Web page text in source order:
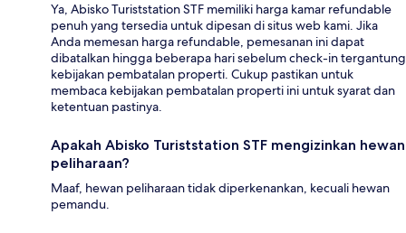
Ya, Abisko Turiststation STF memiliki harga kamar refundable
penuh yang tersedia untuk dipesan di situs web kami. Jika
Anda memesan harga refundable, pemesanan ini dapat
dibatalkan hingga beberapa hari sebelum check-in tergantung
kebijakan pembatalan properti. Cukup pastikan untuk
membaca kebijakan pembatalan properti ini untuk syarat dan
ketentuan pastinya.
Apakah Abisko Turiststation STF mengizinkan hewan
peliharaan?
Maaf, hewan peliharaan tidak diperkenankan, kecuali hewan
pemandu.